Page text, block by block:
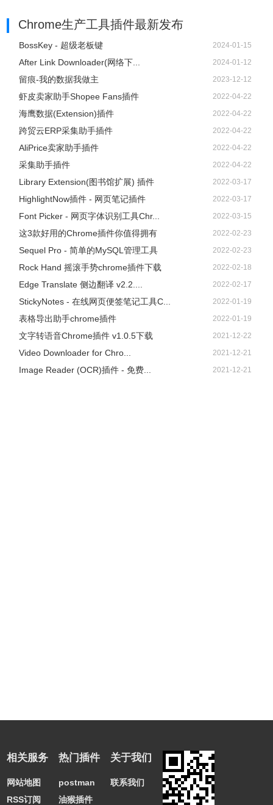
Chrome生产工具插件最新发布
BossKey - 超级老板键 2024-01-15
After Link Downloader(网络下... 2024-01-12
留痕-我的数据我做主 2023-12-12
虾皮卖家助手Shopee Fans插件 2022-04-22
海鹰数据(Extension)插件 2022-04-22
跨贸云ERP采集助手插件 2022-04-22
AliPrice卖家助手插件 2022-04-22
采集助手插件 2022-04-22
Library Extension(图书馆扩展) 插件 2022-03-17
HighlightNow插件 - 网页笔记插件 2022-03-17
Font Picker - 网页字体识别工具Chr... 2022-03-15
这3款好用的Chrome插件你值得拥有 2022-02-23
Sequel Pro - 简单的MySQL管理工具 2022-02-23
Rock Hand 摇滚手势chrome插件下载 2022-02-18
Edge Translate 侧边翻译 v2.2.... 2022-02-17
StickyNotes - 在线网页便签笔记工具C... 2022-01-19
表格导出助手chrome插件 2022-01-19
文字转语音Chrome插件 v1.0.5下载 2021-12-22
Video Downloader for Chro... 2021-12-21
Image Reader (OCR)插件 - 免费... 2021-12-21
相关服务
网站地图
RSS订阅
热门插件
postman
油猴插件
关于我们
联系我们